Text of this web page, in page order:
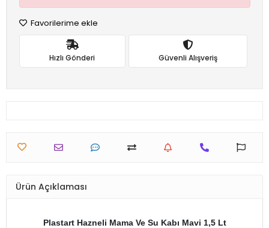
Favorilerime ekle
Hızlı Gönderi Güvenli Alışveriş
Ürün Açıklaması
Plastart Hazneli Mama Ve Su Kabı Mavi 1,5 Lt